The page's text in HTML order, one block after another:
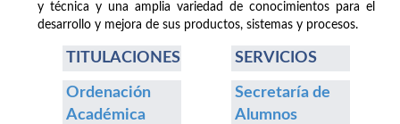
y técnica y una amplia variedad de conocimientos para el
desarrollo y mejora de sus productos, sistemas y procesos.
TITULACIONES
Ordenación
Académica
SERVICIOS
Secretaría de
Alumnos